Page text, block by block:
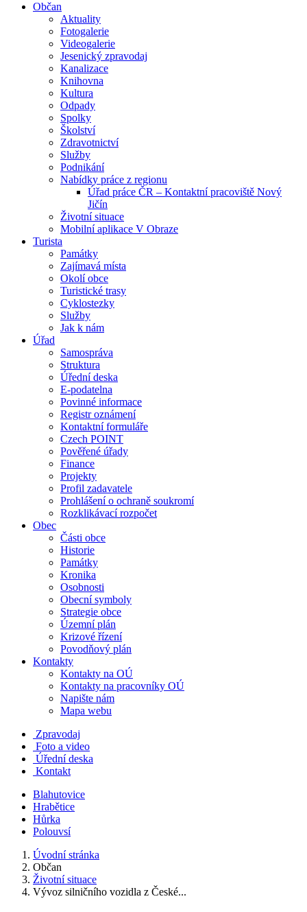
Občan
Aktuality
Fotogalerie
Videogalerie
Jesenický zpravodaj
Kanalizace
Knihovna
Kultura
Odpady
Spolky
Školství
Zdravotnictví
Služby
Podnikání
Nabídky práce z regionu
Úřad práce ČR – Kontaktní pracoviště Nový
Jičín
Životní situace
Mobilní aplikace V Obraze
Turista
Památky
Zajímavá místa
Okolí obce
Turistické trasy
Cyklostezky
Služby
Jak k nám
Úřad
Samospráva
Struktura
Úřední deska
E-podatelna
Povinné informace
Registr oznámení
Kontaktní formuláře
Czech POINT
Pověřené úřady
Finance
Projekty
Profil zadavatele
Prohlášení o ochraně soukromí
Rozklikávací rozpočet
Obec
Části obce
Historie
Památky
Kronika
Osobnosti
Obecní symboly
Strategie obce
Územní plán
Krizové řízení
Povodňový plán
Kontakty
Kontakty na OÚ
Kontakty na pracovníky OÚ
Napište nám
Mapa webu
Zpravodaj
Foto a video
Úřední deska
Kontakt
Blahutovice
Hrabětice
Hůrka
Polouvsí
Úvodní stránka
Občan
Životní situace
Vývoz silničního vozidla z České...